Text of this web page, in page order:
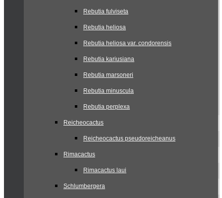
Rebutia fulviseta
Rebutia heliosa
Rebutia heliosa var. condorensis
Rebutia kariusiana
Rebutia marsoneri
Rebutia minuscula
Rebutia perplexa
Reicheocactus
Reicheocactus pseudoreicheanus
Rimacactus
Rimacactus laui
Schlumbergera